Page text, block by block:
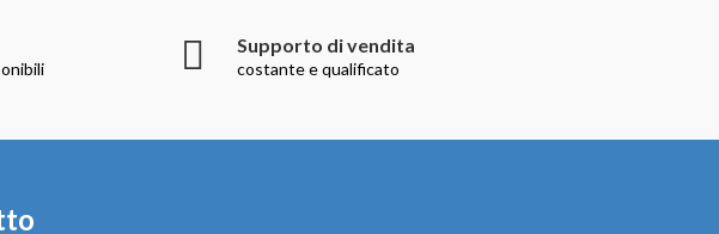
Supporto di vendita
costante e qualificato